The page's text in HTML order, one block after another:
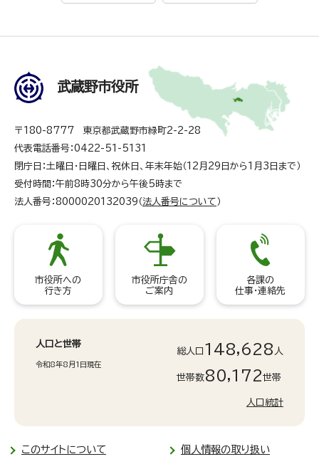
武蔵野市役所
〒180-8777 東京都武蔵野市緑町2-2-28
代表電話番号：0422-51-5131
閉庁日：土曜日・日曜日、祝休日、年末年始（12月29日から1月3日まで）
受付時間：午前8時30分から午後5時まで
法人番号：8000020132039（ 法人番号について ）
市役所への
行き方
市役所庁舎の
ご案内
各課の
仕事・連絡先
人口と世帯
令和8年8月1日現在
総人口 148,628 人
世帯数80,172世帯
人口統計
このサイトについて 個人情報の取り扱い